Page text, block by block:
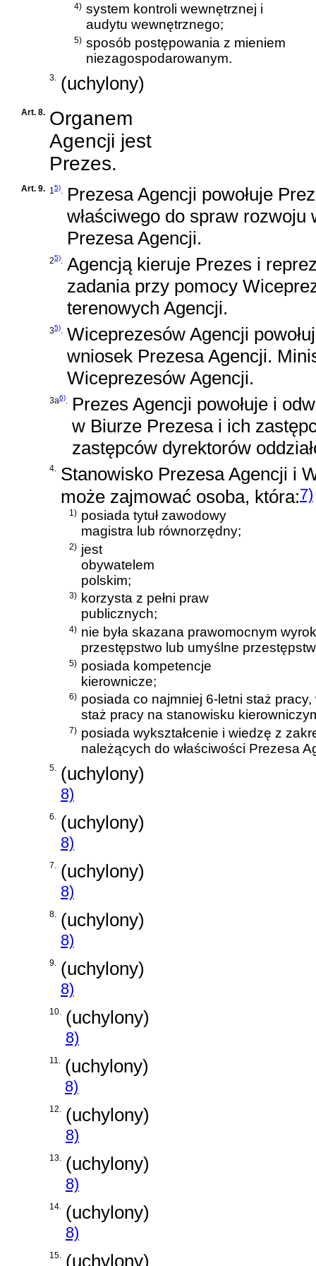
4) system kontroli wewnętrznej i
audytu wewnętrznego;
5) sposób postępowania z mieniem
niezagospodarowanym.
3. (uchylony)
Art. 8. Organem
Agencji jest
Prezes.
Art. 9. 15). Prezesa Agencji powołuje
właściwego do spraw
Prezesa Agencji.
25). Agencją kieruje Prezes i
zadania przy pomocy
terenowych Agencji.
35). Wiceprezesów Agencji
wniosek Prezesa Agencji.
Wiceprezesów Agencji.
3a6). Prezes Agencji powołuje i
w Biurze Prezesa i ich
zastępców dyrektorów
4. Stanowisko Prezesa Agencji i
może zajmować osoba, która:7)
1) posiada tytuł zawodowy
magistra lub równorzędny;
2) jest
obywatelem
polskim;
3)
korzysta z pełni praw
publicznych;
4) nie była skazana prawomocnym
przestępstwo lub umyślne
5) posiada kompetencje
kierownicze;
6) posiada co najmniej 6-letni staż
staż pracy na stanowisku
7) posiada wykształcenie i wiedzę z
należących do właściwości Prezesa
5. (uchylony)
8)
6. (uchylony)
8)
7. (uchylony)
8)
8. (uchylony)
8)
9. (uchylony)
8)
10. (uchylony)
8)
11. (uchylony)
8)
12. (uchylony)
8)
13. (uchylony)
8)
14. (uchylony)
8)
15. (uchylony)